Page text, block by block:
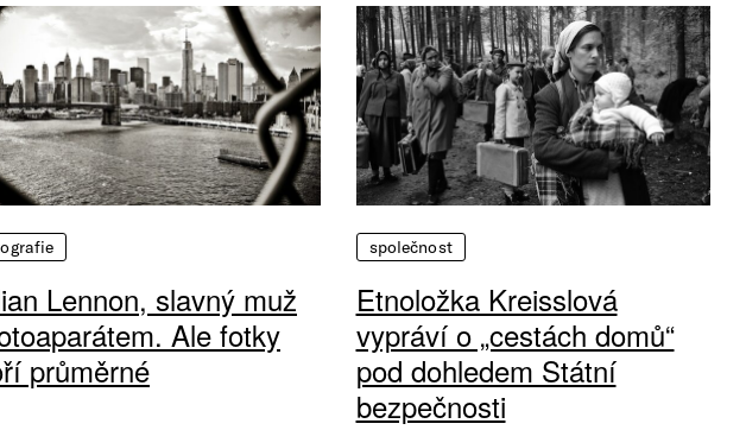
Lennon, slavný muž
Ale fotky
průměrné
společnost
Etnoložka Kreisslová
vypráví o „cestách domů“
pod dohledem Státní
bezpečnosti